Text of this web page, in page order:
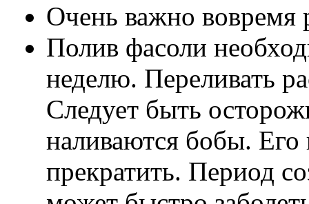
Очень важно вовремя
Полив фасоли
неделю. Переливать
Следует быть
наливаются бобы.
прекратить. Период